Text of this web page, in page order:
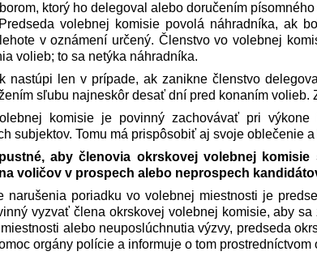
ktorý ho delegoval alebo doručením
volebnej komisie povolá náhradníka, ak
v oznámení určený. Členstvo vo volebnej
volieb; to sa netýka náhradníka.
nastúpi len v prípade, ak zanikne členstvo
sľubu najneskôr desať dní pred konaním
komisie je povinný zachovávať pri
subjektov. Tomu má prispôsobiť aj svoje oblečenie
aby členovia okrskovej volebnej
voličov v prospech alebo neprospech
narušenia poriadku vo volebnej miestnosti je
vyzvať člena okrskovej volebnej komisie, aby
alebo neuposlúchnutia výzvy, predseda
orgány polície a informuje o tom